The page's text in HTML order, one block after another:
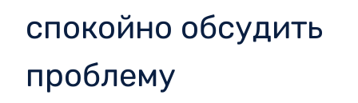
спокойно обсудить
проблему